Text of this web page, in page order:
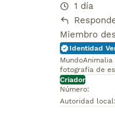
1 día
Miembro
Identidad
fotografía de
Criador
Número:
Autoridad local: